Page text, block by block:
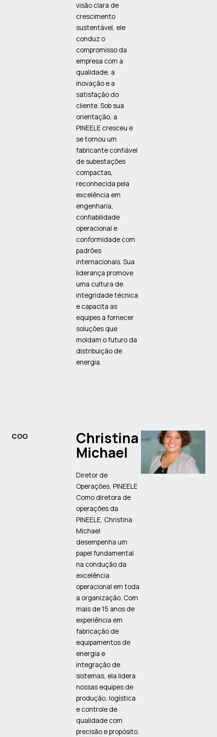
visão clara de
crescimento
sustentável, ele
conduz o
compromisso da
empresa com a
qualidade, a
inovação e a
satisfação do
cliente. Sob sua
orientação, a
PINEELE cresceu e
se tornou um
fabricante confiável
de subestações
compactas,
reconhecida pela
excelência em
engenharia,
confiabilidade
operacional e
conformidade com
padrões
internacionais. Sua
liderança promove
uma cultura de
integridade técnica
e capacita as
equipes a fornecer
soluções que
moldam o futuro da
distribuição de
energia.
COO Christina
Michael
Diretor de
Operações, PINEELE
Como diretora de
operações da
PINEELE, Christina
Michael
desempenha um
papel fundamental
na condução da
excelência
operacional em toda
a organização. Com
mais de 15 anos de
experiência em
fabricação de
equipamentos de
energia e
integração de
sistemas, ela lidera
nossas equipes de
produção, logística
e controle de
qualidade com
precisão e propósito.